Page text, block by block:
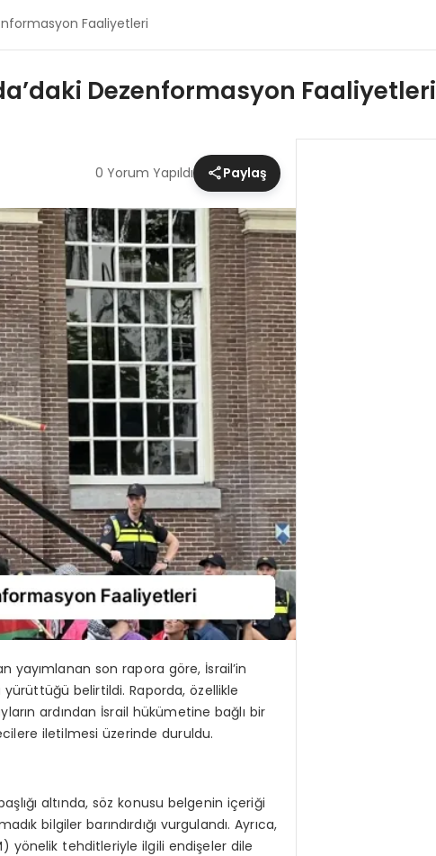
Faaliyetleri
Dezenformasyon Faaliyetleri
0 Yorum Yapıldı Paylaş
yayımlanan son rapora göre, İsrail’in
belirtildi. Raporda, özellikle
ardından İsrail hükümetine bağlı bir
iletilmesi üzerinde duruldu.
altında, söz konusu belgenin içeriği
bilgiler barındırdığı vurgulandı. Ayrıca,
yönelik tehditleriyle ilgili endişeler dile